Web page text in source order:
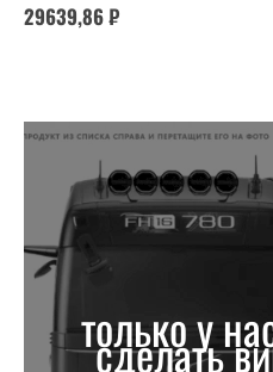
29639,86₽
только у
сделать